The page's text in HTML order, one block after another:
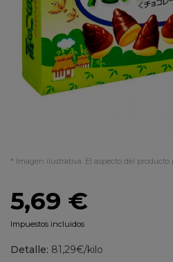
* Imagen ilustrativa. El aspecto del producto
5,69 €
Impuestos incluidos
Detalle: 81,29€/kilo